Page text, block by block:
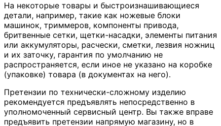
На некоторые товары и быстроизнашивающиеся
детали, например, такие как ножевые блоки
машинок, триммеров, компоненты привода,
бритвенные сетки, щетки-насадки, элементы питания
или аккумуляторы, расчески, сметки, лезвия ножниц
и их заточку, гарантия по умолчанию не
распространяется, если иное не указано на коробке
(упаковке) товара (в документах на него).
Претензии по технически-сложному изделию
рекомендуется предъявлять непосредственно в
уполномоченный сервисный центр. Вы также вправе
предъявить претензии напрямую магазину, но в